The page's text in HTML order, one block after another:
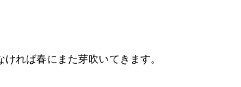
れば春にまた芽吹いてきます。